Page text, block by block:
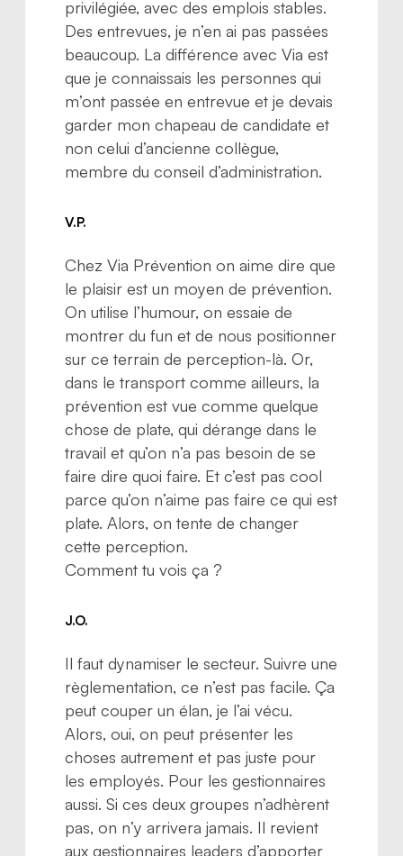
privilégiée, avec des emplois stables.
Des entrevues, je n’en ai pas passées
beaucoup. La différence avec Via est
que je connaissais les personnes qui
m’ont passée en entrevue et je devais
garder mon chapeau de candidate et
non celui d’ancienne collègue,
membre du conseil d’administration.
V.P.
Chez Via Prévention on aime dire que
le plaisir est un moyen de prévention.
On utilise l’humour, on essaie de
montrer du fun et de nous positionner
sur ce terrain de perception-là. Or,
dans le transport comme ailleurs, la
prévention est vue comme quelque
chose de plate, qui dérange dans le
travail et qu’on n’a pas besoin de se
faire dire quoi faire. Et c’est pas cool
parce qu’on n’aime pas faire ce qui est
plate. Alors, on tente de changer
cette perception.
Comment tu vois ça ?
J.O.
Il faut dynamiser le secteur. Suivre une
règlementation, ce n’est pas facile. Ça
peut couper un élan, je l’ai vécu.
Alors, oui, on peut présenter les
choses autrement et pas juste pour
les employés. Pour les gestionnaires
aussi. Si ces deux groupes n’adhèrent
pas, on n’y arrivera jamais. Il revient
aux gestionnaires leaders d’apporter